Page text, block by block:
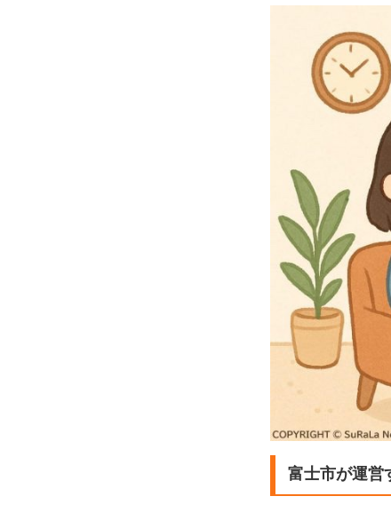
富士市が運営